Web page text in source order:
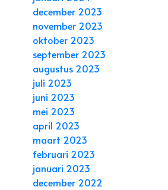
december 2023
november 2023
oktober 2023
september 2023
augustus 2023
juli 2023
juni 2023
mei 2023
april 2023
maart 2023
februari 2023
januari 2023
december 2022